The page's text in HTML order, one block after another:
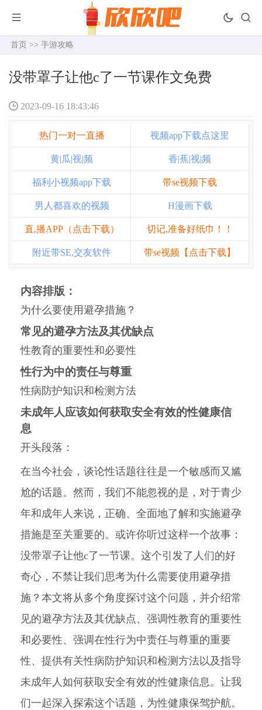
首页 >> 手游攻略
没带罩子让他c了一节课作文免费
2023-09-16 18:43:46
热门一对一直播 视频app下载点这里
黄|瓜|视|频 香|蕉|视|频
福利小视频app下载 带se视频下载
男人都喜欢的视频 H漫画下载
直,播APP（点击下载） 切记,准备好纸巾！！
附近带SE,交友软件 带se视频【点击下载】
内容排版：
为什么要使用避孕措施？
常见的避孕方法及其优缺点
性教育的重要性和必要性
性行为中的责任与尊重
性病防护知识和检测方法
未成年人应该如何获取安全有效的性健康信
息
开头段落：
在当今社会，谈论性话题往往是一个敏感而又尴
尬的话题。然而，我们不能忽视的是，对于青少
年和成年人来说，正确、全面地了解和实施避孕
措施是至关重要的。或许你听过这样一个故事：
没带罩子让他c了一节课。这个引发了人们的好
奇心，不禁让我们思考为什么需要使用避孕措
施？本文将从多个角度探讨这个问题，并介绍常
见的避孕方法及其优缺点、强调性教育的重要性
和必要性、强调在性行为中责任与尊重的重要
性、提供有关性病防护知识和检测方法以及指导
未成年人如何获取安全有效的性健康信息。让我
们一起深入探索这个话题，为性健康保驾护航。